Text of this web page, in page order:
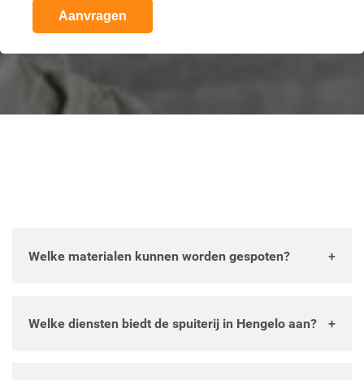
Welke materialen kunnen worden gespoten?
vereist een specifieke voorbehandeling, waarin wij
Welke diensten biedt de spuiterij in Hengelo aan?